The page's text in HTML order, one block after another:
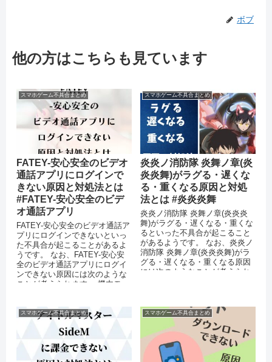
ボブ
他の方はこちらも見ています
スマホゲーム不具合まとめ
FATEY-安心安全のビデオ
通話アプリにログインで
きない原因と対処法とは
#FATEY-安心安全のビデ
オ通話アプリ
FATEY-安心安全のビデオ通話ア
プリにログインできないといっ
た不具合が起こることがあるよ
うです。 なお、FATEY-安心安
全のビデオ通話アプリにログイ
ンできない原因には次のような
ことが考えられます。 機内モー
スマホゲーム不具合まとめ
炎炎ノ消防隊 炎舞ノ章(炎
炎炎舞)がラグる・遅くな
る・重くなる原因と対処
法とは #炎炎炎舞
炎炎ノ消防隊 炎舞ノ章(炎炎炎
舞)がラグる・遅くなる・重くな
るといった不具合が起こること
があるようです。 なお、炎炎ノ
消防隊 炎舞ノ章(炎炎炎舞)がラ
グる・遅くなる・重くなる原因
には次のようなことが考えられ
スマホゲーム不具合まとめ スマホゲーム不具合まとめ